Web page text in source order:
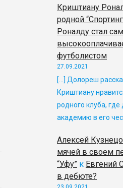
Криштиану
родной
Роналду стал
футболистом
27.09.2021
[…] Долореш
Криштиану
родного клуба,
академию в его
Алексей
мячей в своем
“Уфу” к Евгений
в дебюте?